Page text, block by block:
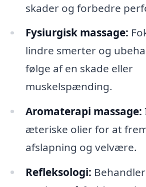
skader og forbedre
Fysiurgisk massage:
lindre smerter og
følge af en skade eller
muskelspænding.
Aromaterapi massage:
æteriske olier for at
afslapning og velvære.
Refleksologi: